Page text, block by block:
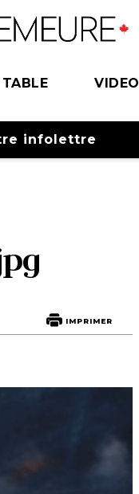
VIDEO
infolettre
IMPRIMER